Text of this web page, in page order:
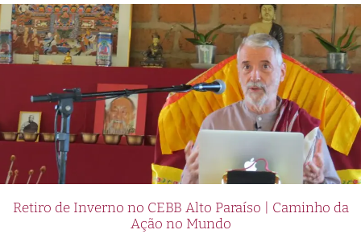
Retiro de Inverno no CEBB Alto Paraíso | Caminho da
Ação no Mundo